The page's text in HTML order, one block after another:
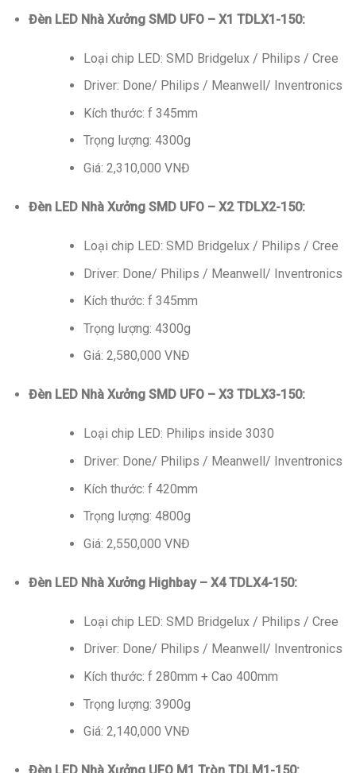
Đèn LED Nhà Xưởng SMD UFO – X1 TDLX1-150:
Loại chip LED: SMD Bridgelux / Philips / Cree
Driver: Done/ Philips / Meanwell/ Inventronics
Kích thước: f 345mm
Trọng lượng: 4300g
Giá: 2,310,000 VNĐ
Đèn LED Nhà Xưởng SMD UFO – X2 TDLX2-150:
Loại chip LED: SMD Bridgelux / Philips / Cree
Driver: Done/ Philips / Meanwell/ Inventronics
Kích thước: f 345mm
Trọng lượng: 4300g
Giá: 2,580,000 VNĐ
Đèn LED Nhà Xưởng SMD UFO – X3 TDLX3-150:
Loại chip LED: Philips inside 3030
Driver: Done/ Philips / Meanwell/ Inventronics
Kích thước: f 420mm
Trọng lượng: 4800g
Giá: 2,550,000 VNĐ
Đèn LED Nhà Xưởng Highbay – X4 TDLX4-150:
Loại chip LED: SMD Bridgelux / Philips / Cree
Driver: Done/ Philips / Meanwell/ Inventronics
Kích thước: f 280mm + Cao 400mm
Trọng lượng: 3900g
Giá: 2,140,000 VNĐ